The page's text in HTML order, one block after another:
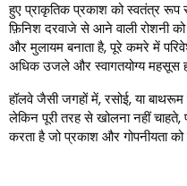
हुए प्राकृतिक प्रकाश को स्वतंत्र रूप
फ़िनिश दरवाजे से आने वाली रोशनी
और मुलायम बनाता है, पूरे कमरे में
अधिक उजले और स्वागतयोग्य महसूस
हॉलवे जैसी जगहों में, रसोई, या
लेकिन पूरी तरह से खोलना नहीं चाहते,
करता है जो प्रकाश और गोपनीयता